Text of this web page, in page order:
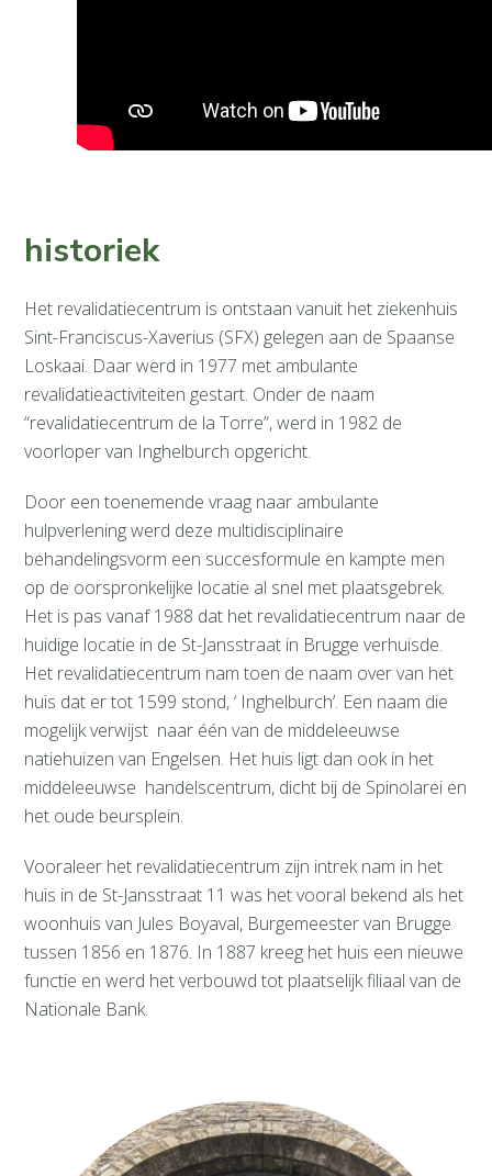
historiek
Het revalidatiecentrum is ontstaan vanuit het ziekenhuis
Sint-Franciscus-Xaverius (SFX) gelegen aan de Spaanse
Loskaai. Daar werd in 1977 met ambulante
revalidatieactiviteiten gestart. Onder de naam
“revalidatiecentrum de la Torre”, werd in 1982 de
voorloper van Inghelburch opgericht.
Door een toenemende vraag naar ambulante
hulpverlening werd deze multidisciplinaire
behandelingsvorm een succesformule en kampte men
op de oorspronkelijke locatie al snel met plaatsgebrek.
Het is pas vanaf 1988 dat het revalidatiecentrum naar de
huidige locatie in de St-Jansstraat in Brugge verhuisde.
Het revalidatiecentrum nam toen de naam over van het
huis dat er tot 1599 stond, ‘ Inghelburch’. Een naam die
mogelijk verwijst naar één van de middeleeuwse
natiehuizen van Engelsen. Het huis ligt dan ook in het
middeleeuwse handelscentrum, dicht bij de Spinolarei en
het oude beursplein.
Vooraleer het revalidatiecentrum zijn intrek nam in het
huis in de St-Jansstraat 11 was het vooral bekend als het
woonhuis van Jules Boyaval, Burgemeester van Brugge
tussen 1856 en 1876. In 1887 kreeg het huis een nieuwe
functie en werd het verbouwd tot plaatselijk filiaal van de
Nationale Bank.